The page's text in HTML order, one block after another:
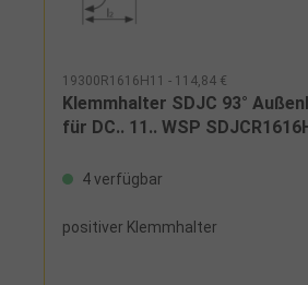
19300R1616H11 - 114,84 €
Klemmhalter SDJC 93°
für DC.. 11.. WSP
4 verfügbar
positiver Klemmhalter